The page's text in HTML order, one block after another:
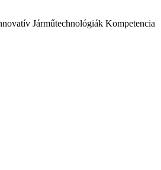
Járműtechnológiák Kompetencia